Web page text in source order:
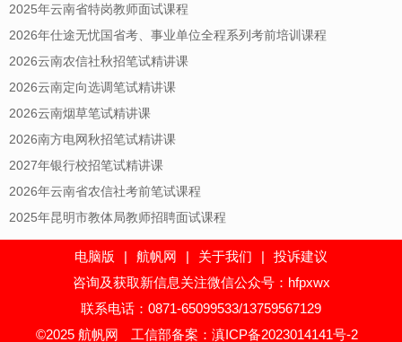
2025年云南省特岗教师面试课程
2026年仕途无忧国省考、事业单位全程系列考前培训课程
2026云南农信社秋招笔试精讲课
2026云南定向选调笔试精讲课
2026云南烟草笔试精讲课
2026南方电网秋招笔试精讲课
2027年银行校招笔试精讲课
2026年云南省农信社考前笔试课程
2025年昆明市教体局教师招聘面试课程
电脑版 | 航帆网 | 关于我们 |
投诉建议
咨询及获取新信息关注微信公众号：hfpxwx
联系电话：0871-65099533/13759567129
©2025 航帆网
工信部备案：滇ICP备2023014141号-2